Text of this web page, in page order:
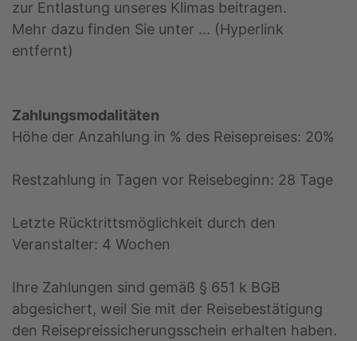
zur Entlastung unseres Klimas beitragen.
Mehr dazu finden Sie unter ... (Hyperlink
entfernt)
Zahlungsmodalitäten
Höhe der Anzahlung in % des Reisepreises: 20%
Restzahlung in Tagen vor Reisebeginn: 28 Tage
Letzte Rücktrittsmöglichkeit durch den
Veranstalter: 4 Wochen
Ihre Zahlungen sind gemäß § 651 k BGB
abgesichert, weil Sie mit der Reisebestätigung
den Reisepreissicherungsschein erhalten haben.